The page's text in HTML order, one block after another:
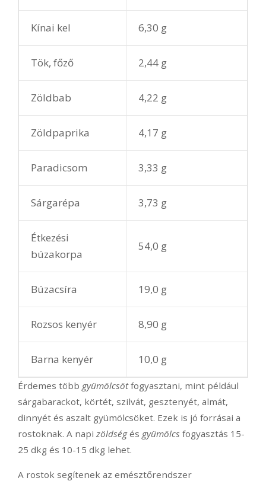
Kínai kel 6,30 g
Tök, főző 2,44 g
Zöldbab 4,22 g
Zöldpaprika 4,17 g
Paradicsom 3,33 g
Sárgarépa 3,73 g
Étkezési
búzakorpa
54,0 g
Búzacsíra 19,0 g
Rozsos kenyér 8,90 g
Barna kenyér 10,0 g
Érdemes több gyümölcsötfogyasztani, mint például
sárgabarackot, körtét, szilvát, gesztenyét, almát,
dinnyét és aszalt gyümölcsöket. Ezek is jó forrásai a
rostoknak. A napi zöldségés gyümölcs fogyasztás 15-
25 dkg és 10-15 dkg lehet.
A rostok segítenek az emésztőrendszer